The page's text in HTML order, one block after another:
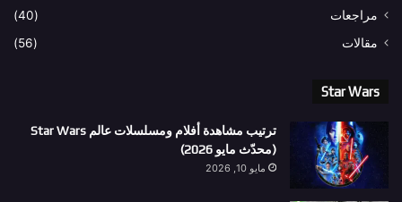
مراجعات
(40)
مقالات
(56)
Star Wars
ترتيب مشاهدة أفلام ومسلسلات عالم Star Wars
(محدّث مايو 2026)
مايو 10, 2026